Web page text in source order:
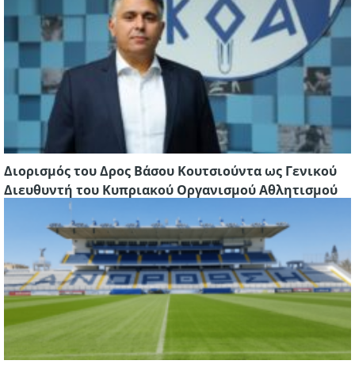
Διορισμός του Δρος Βάσου Κουτσιούντα ως Γενικού
Διευθυντή του Κυπριακού Οργανισμού Αθλητισμού